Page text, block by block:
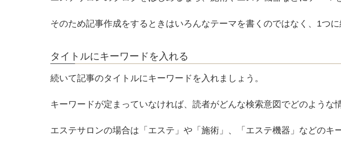
そのため記事作成をするときはいろんなテーマを書くのではなく、1つ
タイトルにキーワードを入れる
続いて記事のタイトルにキーワードを入れましょう。
キーワードが定まっていなければ、読者がどんな検索意図でどのような
エステサロンの場合は「エステ」や「施術」、「エステ機器」などのキ